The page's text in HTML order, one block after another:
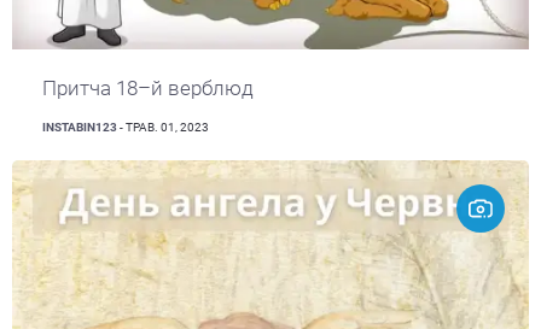
Притча 18–й верблюд
INSTABIN123 - ТРАВ. 01, 2023